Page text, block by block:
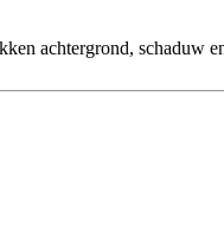
achtergrond,